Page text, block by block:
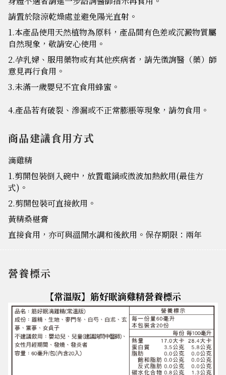
請置於陰涼乾燥處並避免陽光直射。
1.本產品使用天然植物為原料，產品間有色差或沉澱物質屬
自然現象，敬請安心使用。
2.孕乳婦、服用藥物或有其他疾病者，請先徵詢醫（藥）師
意見再行食用。
3.未滿一歲嬰兒不宜食用蜂蜜。
4.產品若有破裂、滲漏或不正常膨脹等現象，請勿食用。
商品建議食用方式
滴雞精
1.剪開包裝倒入碗中，放置電鍋或微波加熱飲用(最佳方
式)。
2.剪開包裝可直接飲用。
黃精桑椹膏
直接食用，亦可與溫開水調和後飲用。保存期限：兩年
營養標示
【常溫版】筋好眠滴雞精營養標示